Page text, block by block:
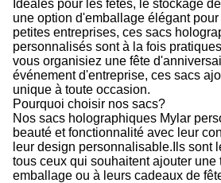
Idéales pour les fêtes, le stockage
une option d'emballage élégant
petites entreprises, ces sacs
personnalisés sont à la fois
vous organisiez une fête
événement d'entreprise, ces sacs
unique à toute occasion.
Pourquoi choisir nos sacs?
Nos sacs holographiques Mylar
beauté et fonctionnalité avec leur
leur design personnalisable.Ils sont
tous ceux qui souhaitent ajouter
emballage ou à leurs cadeaux de